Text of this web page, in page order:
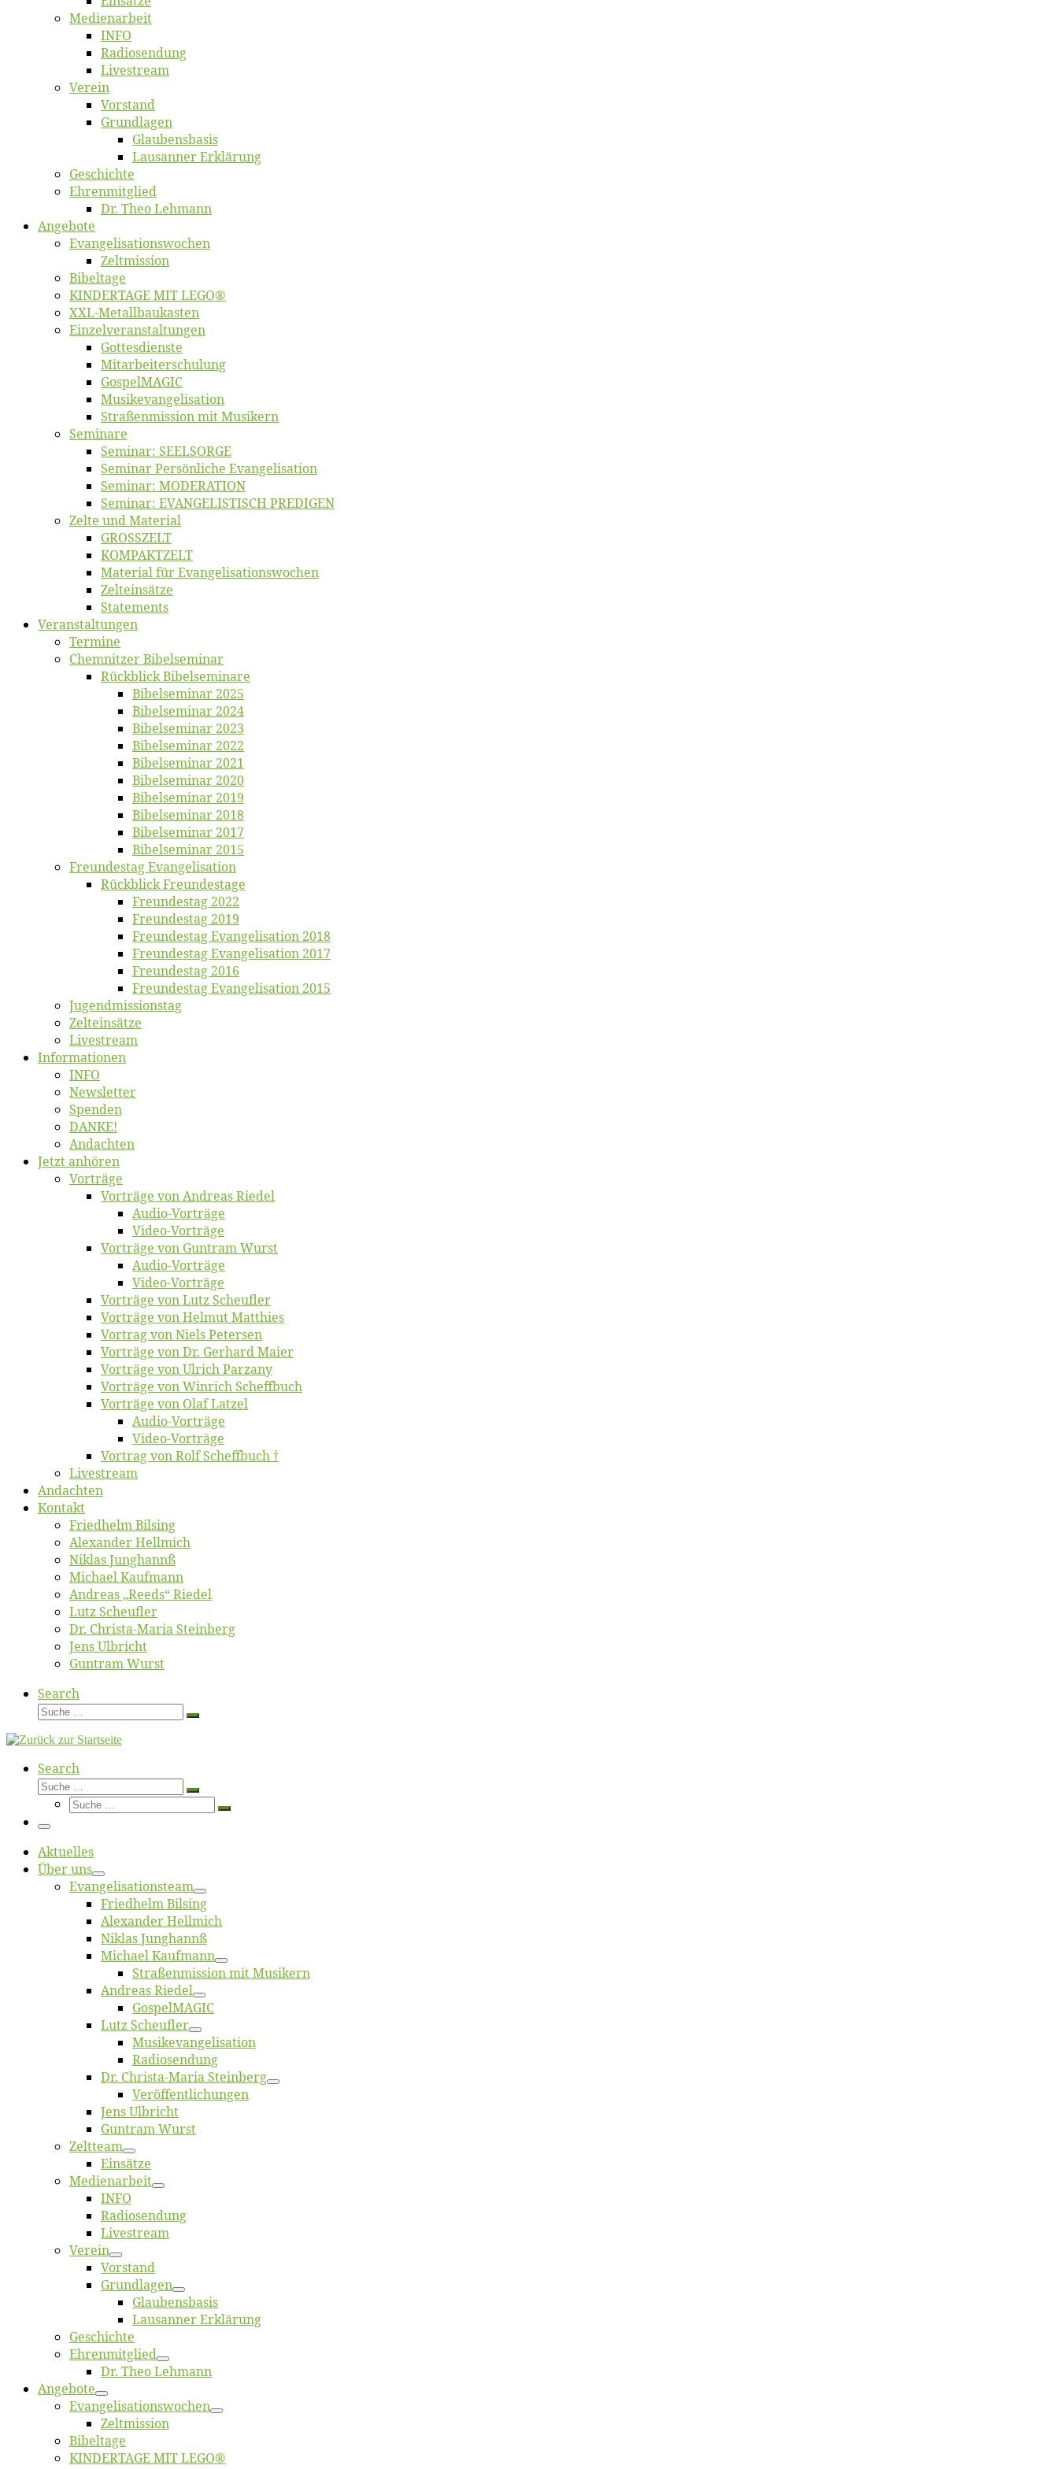
Me­di­en­ar­beit
INFO
Ra­dio­sen­dung
Live­stream
Ver­ein
Vor­stand
Grund­la­gen
Glaubens­ba­sis
Lausan­ner Erklärung
Ge­schich­te
Eh­ren­mit­glied
Dr. Theo Lehmann
An­ge­bo­te
Evangelisa­tions­wo­chen
Zelt­mis­si­on
Bi­bel­ta­ge
KINDERTAGE MIT LEGO®
XXL-Me­­tal­l­­bau­­kas­­ten
Einzelver­an­stal­tungen
Got­tes­diens­te
Mitarbeiter­schulung
Gos­pel­MA­GIC
Musikevan­ge­li­sa­tion
Straßenmis­sion mit Musikern
Se­mi­na­re
Se­mi­nar: SEELSORGE
Se­mi­nar Per­sön­li­che Evangelisation
Se­mi­nar: MODERATION
Se­mi­nar: EVANGELISTISCH PREDIGEN
Zel­te und Material
GROSSZELT
KOMPAKTZELT
Ma­te­ri­al für Evangelisationswochen
Zelt­ein­sät­ze
State­ments
Ver­an­stal­tun­gen
Ter­mi­ne
Chemnit­zer Bibelseminar
Rück­blick Bibelseminare
Bi­bel­se­mi­nar 2025
Bi­bel­se­mi­nar 2024
Bi­bel­se­mi­nar 2023
Bi­bel­se­mi­nar 2022
Bi­bel­se­mi­nar 2021
Bi­bel­se­mi­nar 2020
Bi­bel­se­mi­nar 2019
Bi­bel­se­mi­nar 2018
Bibelsemi­nar 2017
Bibelsemi­nar 2015
Freun­des­tag Evangelisation
Rück­blick Freundestage
Freun­des­tag 2022
Freun­des­tag 2019
Freun­des­tag Evan­ge­li­sa­ti­on 2018
Freun­des­tag Evan­ge­li­sa­ti­on 2017
Freun­des­tag 2016
Freun­des­tag Evan­ge­li­sa­ti­on 2015
Jugend­mis­sions­tag
Zelt­ein­sät­ze
Live­stream
Informatio­nen
INFO
News­let­ter
Spen­den
DANKE!
An­dach­ten
Jetzt an­hö­ren
Vor­trä­ge
Vor­trä­ge von An­dre­as Riedel
Au­dio-Vor­trä­ge
Vi­deo-Vor­trä­ge
Vor­trä­ge von Gun­tram Wurst
Au­dio-Vor­trä­ge
Vi­deo-Vor­trä­ge
Vor­trä­ge von Lutz Scheufler
Vor­trä­ge von Hel­mut Matthies
Vor­trag von Niels Petersen
Vor­trä­ge von Dr. Ger­hard Maier
Vor­trä­ge von Ul­rich Parzany
Vor­trä­ge von Win­rich Scheffbuch
Vor­trä­ge von Olaf Latzel
Au­dio-Vor­trä­ge
Vi­deo-Vor­trä­ge
Vor­trag von Rolf Scheffbuch †
Live­stream
An­dach­ten
Kon­takt
Fried­helm Bilsing
Alex­an­der Hellmich
Ni­klas Junghannß
Mi­cha­el Kaufmann
An­dre­as „Reeds“ Riedel
Lutz Scheuf­ler
Dr. Chris­­ta-Ma­ria Steinberg
Jens Ulb­richt
Gun­tram Wurst
Search
Suche
Suche
Search
Suche
Suche
Suche
Suche
Menü
Ak­tu­el­les
Über uns
Evangelisa­tions­team
Fried­helm Bilsing
Alex­an­der Hellmich
Ni­klas Junghannß
Mi­cha­el Kaufmann
Straßenmis­sion mit Musikern
An­dre­as Riedel
Gos­pel­MA­GIC
Lutz Scheuf­ler
Musikevan­ge­li­sa­tion
Ra­dio­sen­dung
Dr. Chris­­ta-Ma­ria Steinberg
Ver­öf­fent­li­chun­gen
Jens Ulb­richt
Gun­tram Wurst
Zelt­team
Ein­sät­ze
Me­di­en­ar­beit
INFO
Ra­dio­sen­dung
Live­stream
Ver­ein
Vor­stand
Grund­la­gen
Glaubens­ba­sis
Lausan­ner Erklärung
Ge­schich­te
Eh­ren­mit­glied
Dr. Theo Lehmann
An­ge­bo­te
Evangelisa­tions­wo­chen
Zelt­mis­si­on
Bi­bel­ta­ge
KINDERTAGE MIT LEGO®